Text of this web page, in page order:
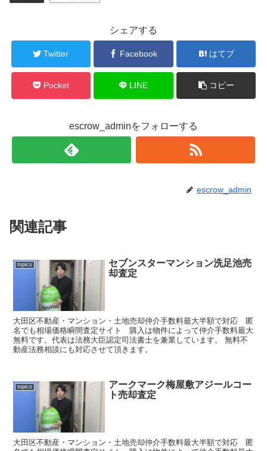
シェアする
Twitter Facebook はてブ
Pocket LINE コピー
escrow_adminをフォローする
escrow_admin
関連記事
topics
セブンスターマンション洗足池売
却査定
大田区不動産・マンション・土地売却仲介手数料最大半額で対応 匿
名でも相場価格瞬間査定サイト 購入は物件によって仲介手数料最大
無料です。代表は法務大臣認定司法書士を兼業しています。 無料不
動産法務相談にも対応させて頂きます。
topics
アークマーク梅屋敷アジールコー
ト売却査定
大田区不動産・マンション・土地売却仲介手数料最大半額で対応 匿